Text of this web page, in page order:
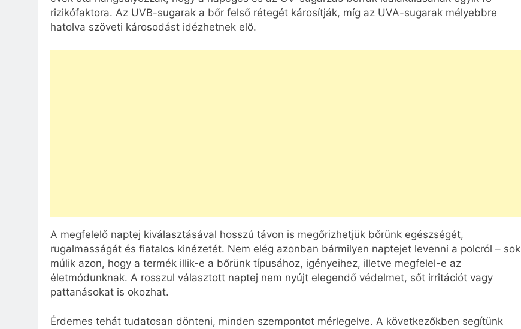
rizikófaktora. Az UVB-sugarak a bőr felső rétegét károsítják, míg az UVA-sugarak mélyebbre
hatolva szöveti károsodást idézhetnek elő.
A megfelelő naptej kiválasztásával hosszú távon is megőrizhetjük bőrünk egészségét,
rugalmasságát és fiatalos kinézetét. Nem elég azonban bármilyen naptejet levenni a polcról – sok
múlik azon, hogy a termék illik-e a bőrünk típusához, igényeihez, illetve megfelel-e az
életmódunknak. A rosszul választott naptej nem nyújt elegendő védelmet, sőt irritációt vagy
pattanásokat is okozhat.
Érdemes tehát tudatosan dönteni, minden szempontot mérlegelve. A következőkben segítünk